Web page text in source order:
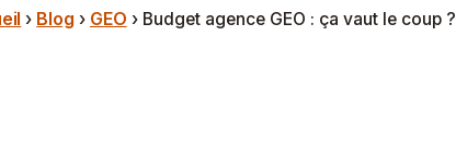
› Blog › GEO › Budget agence GEO : ça vaut le coup ?